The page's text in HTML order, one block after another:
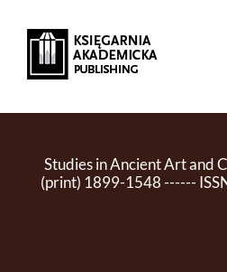
Studies in Ancient Art and
(print) 1899-1548 ------